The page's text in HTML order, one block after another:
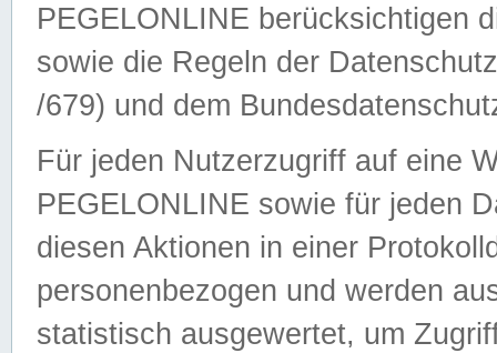
PEGELONLINE berücksichtigen
sowie die Regeln der
/679) und dem
Für jeden Nutzerzugriff auf eine
PEGELONLINE sowie für jeden
diesen Aktionen in einer
personenbezogen und werden
statistisch ausgewertet, um